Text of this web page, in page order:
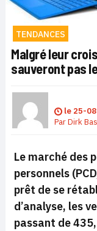
TENDANCES
Malgré leur
sauveront pas
le 25-
ParDirk
Le marché des
personnels
prêt de se
d’analyse, les
passant de